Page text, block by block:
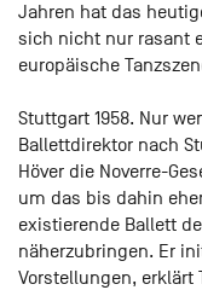
Jahren hat das
sich nicht nur rasant
europäische
Stuttgart 1958. Nur
Ballettdirektor nach
Höver die Noverre-
um das bis dahin
existierende Ballett
näherzubringen. Er
Vorstellungen, erklärt